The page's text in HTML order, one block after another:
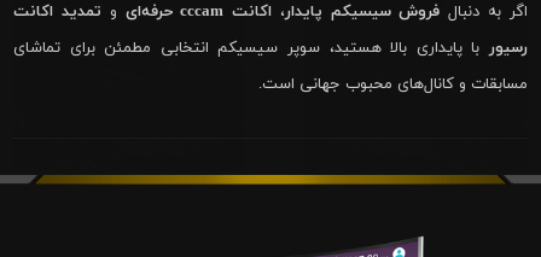
اگر به دنبال فروش سیسیکم پایدار، اکانت cccam حرفه‌ای و تمدید اکانت
رسیور با پایداری بالا هستید، سوپر سیسیکم انتخابی مطمئن برای تماشای
مسابقات و کانال‌های محبوب جهانی است.